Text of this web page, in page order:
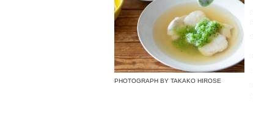
PHOTOGRAPH BY TAKAKO HIROSE